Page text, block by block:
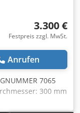
3.300 €
Festpreis zzgl. MwSt.
Anrufen
7065
300 mm
2 Stück -